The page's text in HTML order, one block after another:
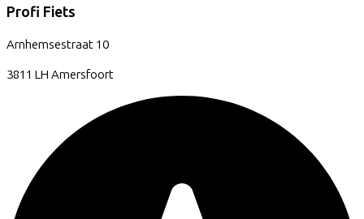
Profi Fiets
Arnhemsestraat 10
3811 LH Amersfoort